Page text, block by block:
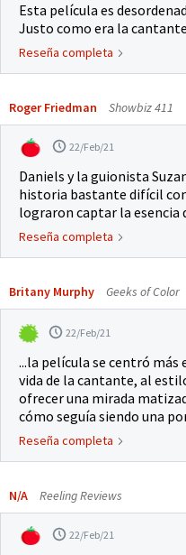
Esta película es
Justo como era la
Reseña completa
Roger Friedman Showbiz 411
22/Feb/21
Daniels y la guionista
historia bastante difícil
lograron captar la esencia
Reseña completa
Britany Murphy Geeks of Color
22/Feb/21
...la película se centró más
vida de la cantante, al
ofrecer una mirada
cómo seguía siendo una
Reseña completa
N/A Reeling Reviews
22/Feb/21